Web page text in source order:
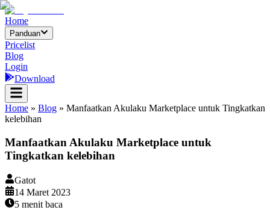
Home
Panduan
Pricelist
Blog
Login
Download
Home » Blog » Manfaatkan Akulaku Marketplace untuk Tingkatkan
kelebihan
Manfaatkan Akulaku Marketplace untuk
Tingkatkan kelebihan
Gatot
14 Maret 2023
5 menit baca